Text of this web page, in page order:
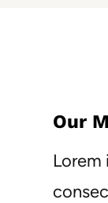
Our
Lorem